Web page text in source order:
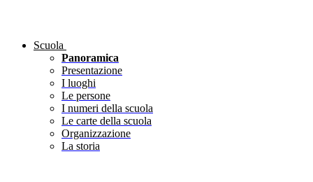
Scuola
Panoramica
Presentazione
I luoghi
Le persone
I numeri della scuola
Le carte della scuola
Organizzazione
La storia